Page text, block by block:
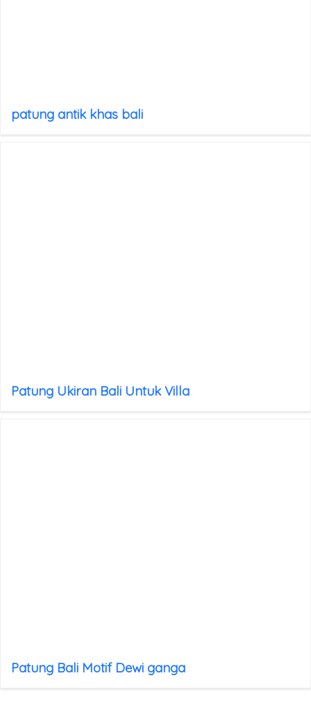
patung antik khas bali
Patung Ukiran Bali Untuk Villa
Patung Bali Motif Dewi ganga